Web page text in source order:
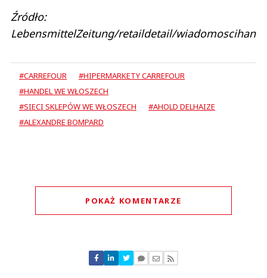
Źródło:
LebensmittelZeitung/retaildetail/
#CARREFOUR
#HIPERMARKETY CARREFOUR
#HANDEL WE WŁOSZECH
#SIECI SKLEPÓW WE WŁOSZECH
#AHOLD DELHAIZE
#ALEXANDRE BOMPARD
POKAŻ KOMENTARZE
Nie znaleziono komentarzy
Zostaw swoje komentarze